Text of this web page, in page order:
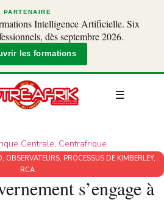
PARTENAIRE
Intelligence Artificielle. Six
dès septembre 2026.
les formations
Centrale, Centrafrique
, OBSERVATEURS, PROCESSUS DE KIMBERLEY,
RCA
s’engage à